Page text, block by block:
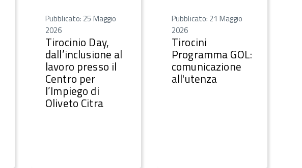
Pubblicato: 25 Maggio
2026
Tirocinio Day,
dall’inclusione al
lavoro presso il
Centro per
l’Impiego di
Oliveto Citra
Pubblicato: 21 Maggio
2026
Tirocini
Programma GOL:
comunicazione
all'utenza